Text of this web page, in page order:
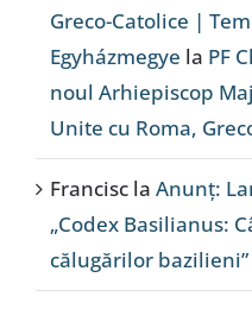
Greco-Catolice |
Egyházmegye la PF
noul Arhiepiscop
Unite cu Roma,
Francisc la Anunț:
„Codex Basilianus:
călugărilor bazilieni”